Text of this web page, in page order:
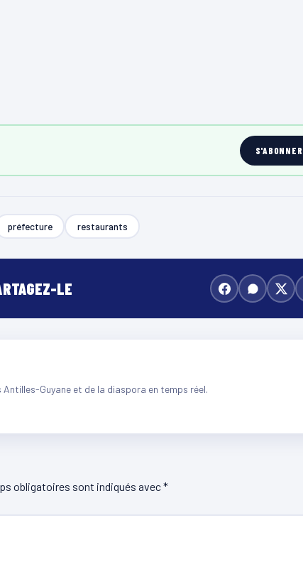
S'ABONNER
préfecture restaurants
LE
Guyane et de la diaspora en temps réel.
obligatoires sont indiqués avec*